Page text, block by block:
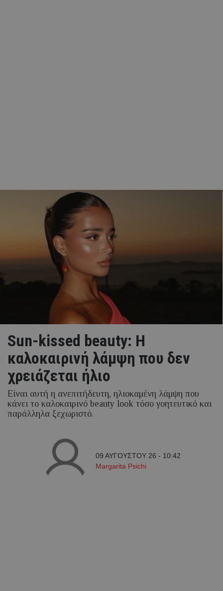
Sun-kissed beauty: Η
καλοκαιρινή λάμψη που δεν
χρειάζεται ήλιο
Είναι αυτή η ανεπιτήδευτη, ηλιοκαμένη λάμψη που
κάνει το καλοκαιρινό beauty look τόσο γοητευτικό και
παράλληλα ξεχωριστό.
09 ΑΥΓΟΥΣΤΟΥ 26 - 10:42
Margarita Psichi